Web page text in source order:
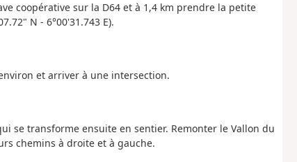
coopérative sur la D64 et à 1,4 km prendre la petite
N - 6°00'31.743 E).
et arriver à une intersection.
se transforme ensuite en sentier. Remonter le Vallon du
chemins à droite et à gauche.